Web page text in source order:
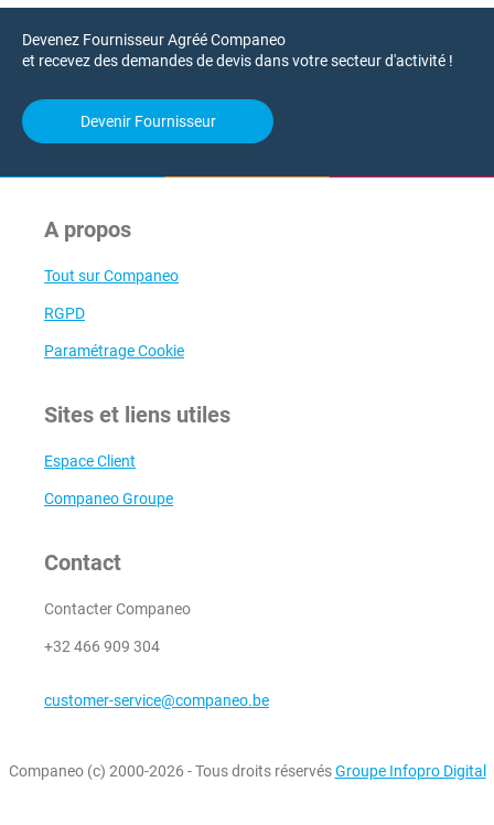
Devenez Fournisseur Agréé Companeo
et recevez des demandes de devis dans votre secteur d'activité !
Devenir Fournisseur
A propos
Tout sur Companeo
RGPD
Paramétrage Cookie
Sites et liens utiles
Espace Client
Companeo Groupe
Contact
Contacter Companeo
+32 466 909 304
customer-service@companeo.be
Companeo (c) 2000-2026 - Tous droits réservésGroupe Infopro Digital